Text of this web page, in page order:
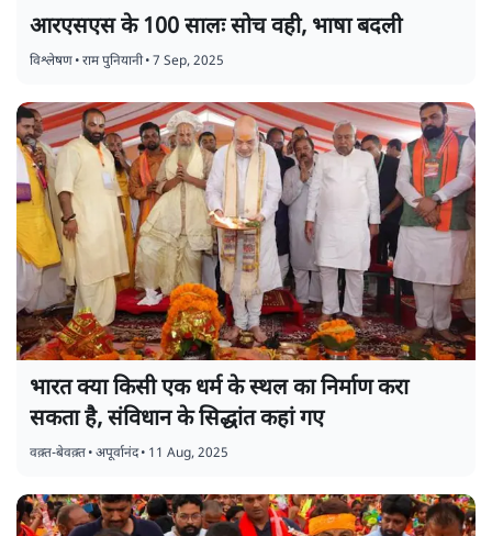
आरएसएस के 100 सालः सोच वही, भाषा बदली
विश्लेषण•राम पुनियानी•7 Sep, 2025
भारत क्या किसी एक धर्म के स्थल का निर्माण करा
सकता है, संविधान के सिद्धांत कहां गए
वक़्त-बेवक़्त•अपूर्वानंद• 11 Aug, 2025